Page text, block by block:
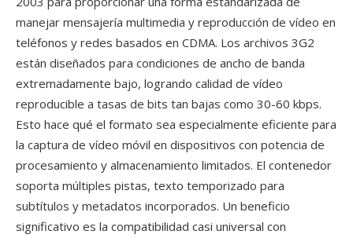
manejar mensajería multimedia y reproducción de vídeo en
teléfonos y redes basados en CDMA. Los archivos 3G2
están diseñados para condiciones de ancho de banda
extremadamente bajo, logrando calidad de vídeo
reproducible a tasas de bits tan bajas como 30-60 kbps.
Esto hace qué el formato sea especialmente eficiente para
la captura de vídeo móvil en dispositivos con potencia de
procesamiento y almacenamiento limitados. El contenedor
soporta múltiples pistas, texto temporizado para
subtítulos y metadatos incorporados. Un beneficio
significativo es la compatibilidad casi universal con